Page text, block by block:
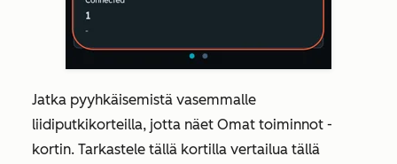
Jatka pyyhkäisemistä vasemmalle
liidiputkikorteilla, jotta näet Omat toiminnot -
kortin. Tarkastele tällä kortilla vertailua tällä